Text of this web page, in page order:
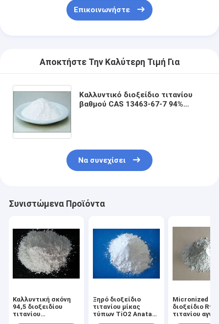
Επικοινωνήστε
Αποκτήστε Την Καλύτερη Τιμή Για
Καλλυντικό διοξείδιο τιτανίου
βαθμού CAS 13463-67-7 94%
Να συνεχίσει
Συνιστώμενα Προϊόντα
Καλλυντική σκόνη
94,5 διοξειδίου
τιτανίου
Ξηρό διοξείδιο
τιτανίου μίκας
τύπων TiO2 Anatase
Micronized
διοξείδιο
τιτανίου